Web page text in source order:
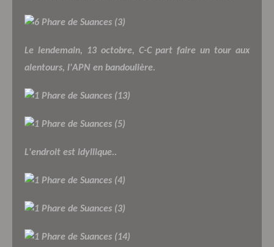
Le lendemain, 13 octobre, C-C part faire un tour aux
alentours, l'APN en bandoulière.
L'endroit est idyllique..